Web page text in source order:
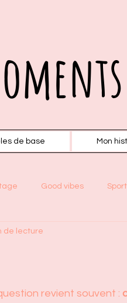
de base Mon
Good vibes Sport
de lecture
revient souvent :